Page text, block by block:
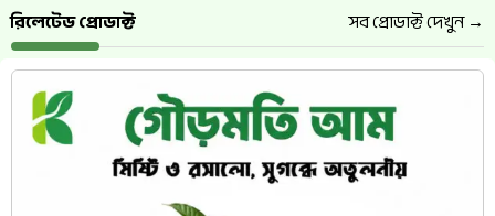
রিলেটেড প্রোডাক্ট সব প্রোডাক্ট দেখুন →